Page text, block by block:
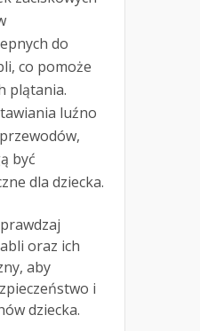
do
co pomoże
plątania.
luźno
być
dla dziecka.
oraz ich
aby
i
dziecka.